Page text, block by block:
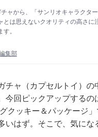
ャから、「サンリオキャラクタ
とは思えないクオリティの高さ
。
集部
チャ（カプセルトイ）
今回ピックアップする
クッキー＆パッケージ
いはず。そこで、気にな